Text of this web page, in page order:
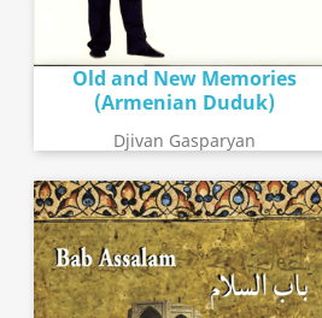
Old and New Memories
(Armenian Duduk)
Djivan Gasparyan